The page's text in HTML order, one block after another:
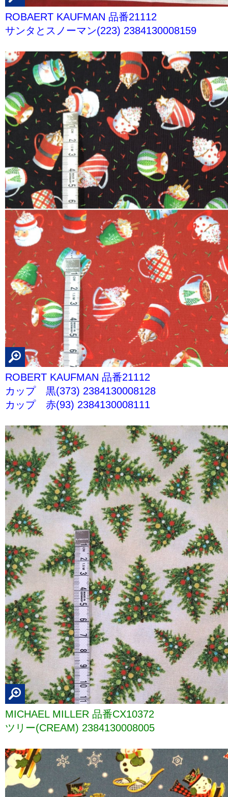
ROBAERT KAUFMAN 品番21112
サンタとスノーマン(223) 2384130008159
ROBERT KAUFMAN 品番21112
カップ 黒(373) 2384130008128
カップ 赤(93) 2384130008111
MICHAEL MILLER 品番CX10372
ツリー(CREAM) 2384130008005